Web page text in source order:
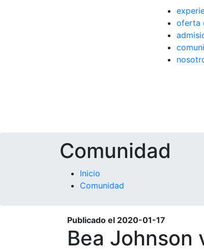
oferta
Comunidad
Inicio
Comunidad
Publicado el 2020-01-17
Bea Johnson